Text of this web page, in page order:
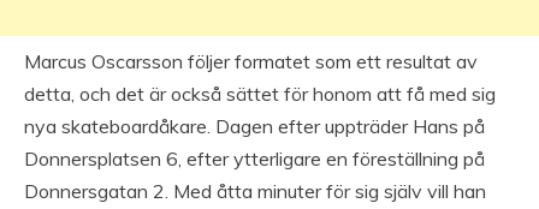
Marcus Oscarsson följer formatet som ett resultat av
detta, och det är också sättet för honom att få med sig
nya skateboardåkare. Dagen efter uppträder Hans på
Donnersplatsen 6, efter ytterligare en föreställning på
Donnersgatan 2. Med åtta minuter för sig själv vill han